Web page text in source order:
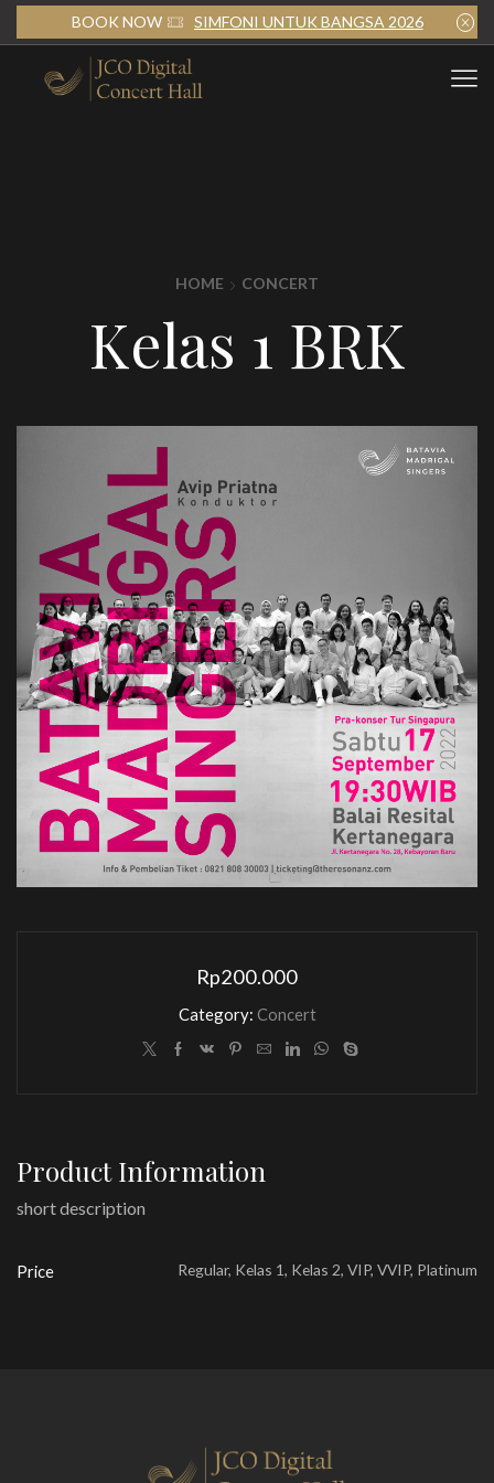
BOOK NOW SIMFONI UNTUK BANGSA 2026
HOME CONCERT
Kelas 1 BRK
Rp200.000
Category: Concert
Product Information
short description
Price Regular, Kelas 1, Kelas 2, VIP, VVIP, Platinum